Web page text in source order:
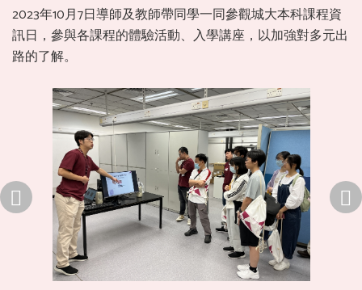
2023年10月7日導師及教師帶同學一同參觀城大本科課程資
訊日，參與各課程的體驗活動、入學講座，以加強對多元出
路的了解。